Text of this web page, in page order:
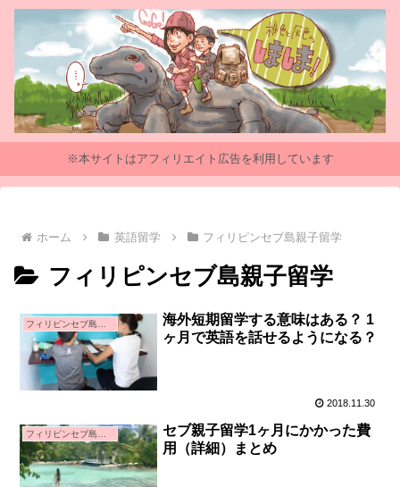
※本サイトはアフィリエイト広告を利用しています
ホーム 英語留学 フィリピンセブ島親子留学
フィリピンセブ島親子留学
海外短期留学する意味はある？ 1
ヶ月で英語を話せるようになる？
2018.11.30
フィリピンセブ島親子留学
セブ親子留学1ヶ月にかかった費
用（詳細）まとめ